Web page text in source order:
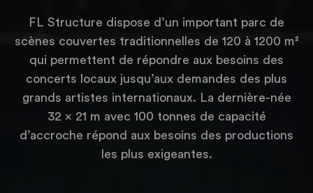
FL Structure dispose d’un important parc de
scènes couvertes traditionnelles de 120 à 1200 m²
qui permettent de répondre aux besoins des
concerts locaux jusqu’aux demandes des plus
grands artistes internationaux. La dernière-née
32 x 21 m avec 100 tonnes de capacité
d’accroche répond aux besoins des productions
les plus exigeantes.